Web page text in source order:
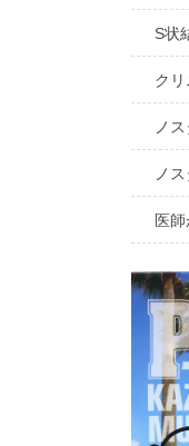
S状
ク
ノ
ノ
医